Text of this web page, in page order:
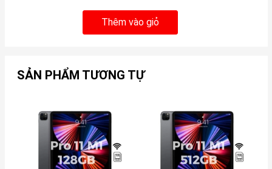
Thêm vào giỏ
SẢN PHẨM TƯƠNG TỰ